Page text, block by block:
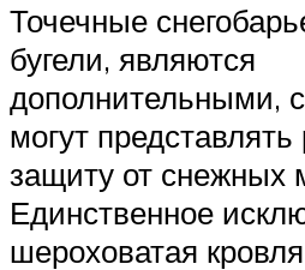
Точечные
бугели, являются
дополнительными,
могут
защиту от снежных
Единственное
шероховатая